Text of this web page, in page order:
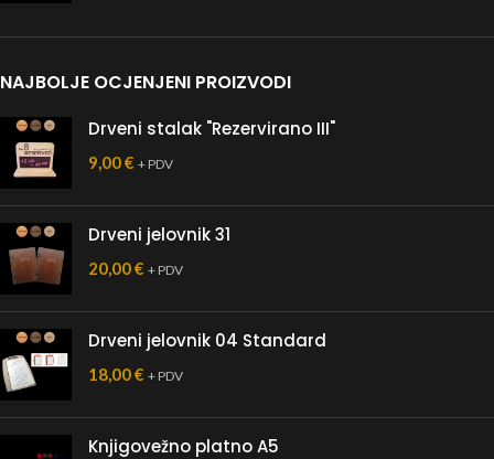
NAJBOLJE OCJENJENI PROIZVODI
Drveni stalak "Rezervirano III"
9,00€ + PDV
Drveni jelovnik 31
20,00€ + PDV
Drveni jelovnik 04 Standard
18,00€ + PDV
Knjigovežno platno A5